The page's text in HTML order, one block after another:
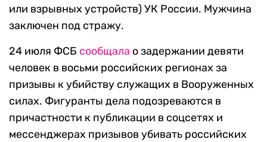
или взрывных устройств) УК России. Мужчина
заключен под стражу.
24 июля ФСБ сообщала о задержании девяти
человек в восьми российских регионах за
призывы к убийству служащих в Вооруженных
силах. Фигуранты дела подозреваются в
причастности к публикации в соцсетях и
мессенджерах призывов убивать российских